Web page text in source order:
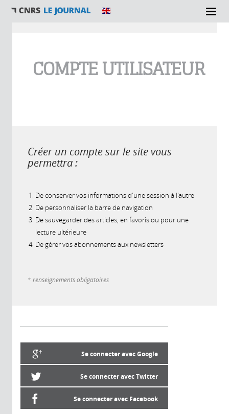
COMPTE UTILISATEUR
Créer un compte sur le site vous
permettra :
De conserver vos informations d'une session à l'autre
De personnaliser la barre de navigation
De sauvegarder des articles, en favoris ou pour une
lecture ultérieure
De gérer vos abonnements aux newsletters
* renseignements obligatoires
Se connecter avec Google
Se connecter avec Twitter
Se connecter avec Facebook